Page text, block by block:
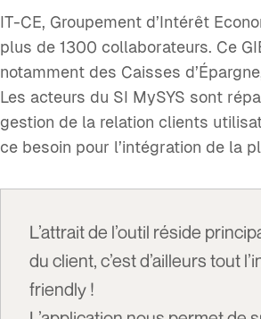
IT-CE, Groupement d’Intérêt
plus de 1300 collaborateurs. Ce
notamment des Caisses
Les acteurs du SI MySYS sont
gestion de la relation clients
ce besoin pour l’intégration de la
L’attrait de l’outil réside
du client, c’est d’ailleurs tout
friendly !